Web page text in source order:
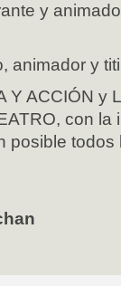
y
animador y
ACCIÓN y
con la
posible